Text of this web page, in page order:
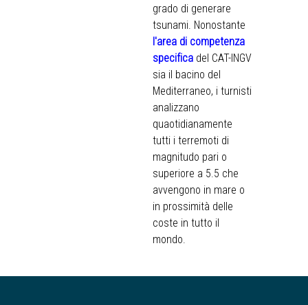
grado di generare
tsunami. Nonostante
l'area di competenza
specificadel CAT-INGV
sia il bacino del
Mediterraneo, i turnisti
analizzano
quaotidianamente
tutti i terremoti di
magnitudo pari o
superiore a 5.5 che
avvengono in mare o
in prossimità delle
coste in tutto il
mondo.